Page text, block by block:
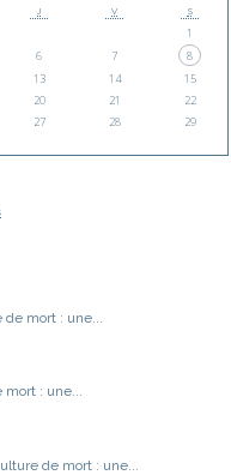
J V S
1
6 7
8
13 14
15
20 21
22
27 28
29
mort : une...
: une...
de mort : une...